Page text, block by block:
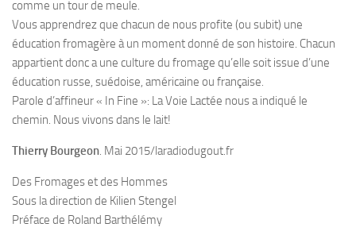
comme un tour de meule.
Vous apprendrez que chacun de nous profite (ou subit) une
éducation fromagère à un moment donné de son histoire. Chacun
appartient donc a une culture du fromage qu’elle soit issue d’une
éducation russe, suédoise, américaine ou française.
Parole d’affineur « In Fine »: La Voie Lactée nous a indiqué le
chemin. Nous vivons dans le lait!
Thierry Bourgeon. Mai 2015/laradiodugout.fr
Des Fromages et des Hommes
Sous la direction de Kilien Stengel
Préface de Roland Barthélémy